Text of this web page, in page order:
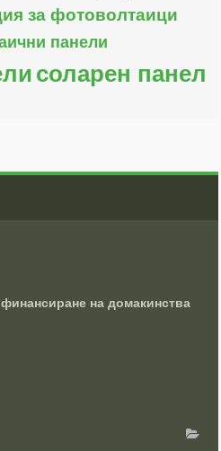
за фотоволтаици
панели
соларен панел
на домакинства